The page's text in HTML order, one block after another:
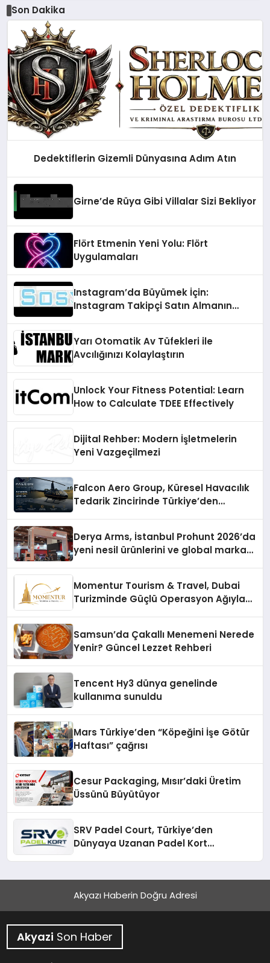
Son Dakika
Dedektiflerin Gizemli Dünyasına Adım Atın
Girne’de Rüya Gibi Villalar Sizi Bekliyor
Flört Etmenin Yeni Yolu: Flört
Uygulamaları
Instagram’da Büyümek İçin:
Instagram Takipçi Satın Almanın
Yarı Otomatik Av Tüfekleri ile
Avcılığınızı Kolaylaştırın
Unlock Your Fitness Potential: Learn
How to Calculate TDEE Effectively
Dijital Rehber: Modern İşletmelerin
Yeni Vazgeçilmezi
Falcon Aero Group, Küresel Havacılık
Tedarik Zincirinde Türkiye’den
Derya Arms, İstanbul Prohunt 2026’da
yeni nesil ürünlerini ve global marka
Momentur Tourism & Travel, Dubai
Turizminde Güçlü Operasyon Ağıyla
Samsun’da Çakallı Menemeni Nerede
Yenir? Güncel Lezzet Rehberi
Tencent Hy3 dünya genelinde
kullanıma sunuldu
Mars Türkiye’den “Köpeğini İşe Götür
Haftası” çağrısı
Cesur Packaging, Mısır’daki Üretim
Üssünü Büyütüyor
SRV Padel Court, Türkiye’den
Dünyaya Uzanan Padel Kort
Akyazı Haberin Doğru Adresi
Akyazi Son Haber